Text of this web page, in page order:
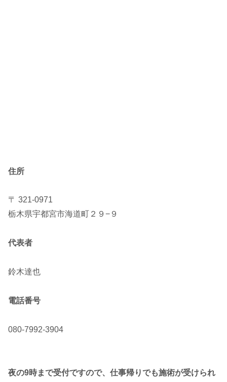
住所
〒 321-0971
栃木県宇都宮市海道町２９−９
代表者
鈴木達也
電話番号
080-7992-3904
夜の9時まで受付ですので、仕事帰りでも施術が受けられ